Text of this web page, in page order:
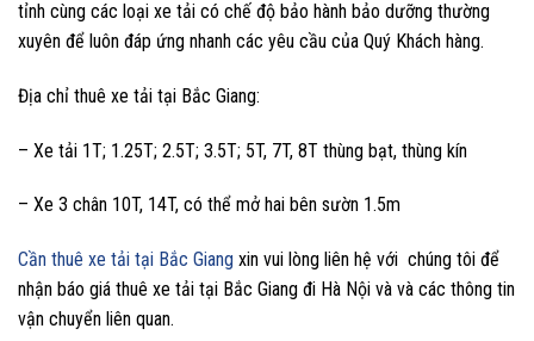
tỉnh cùng các loại xe tải có chế độ bảo hành bảo dưỡng thường
xuyên để luôn đáp ứng nhanh các yêu cầu của Quý Khách hàng.
Địa chỉ thuê xe tải tại Bắc Giang:
– Xe tải 1T; 1.25T; 2.5T; 3.5T; 5T, 7T, 8T thùng bạt, thùng kín
– Xe 3 chân 10T, 14T, có thể mở hai bên sườn 1.5m
Cần thuê xe tải tại Bắc Giang xin vui lòng liên hệ với chúng tôi để
nhận báo giá thuê xe tải tại Bắc Giang đi Hà Nội và và các thông tin
vận chuyển liên quan.